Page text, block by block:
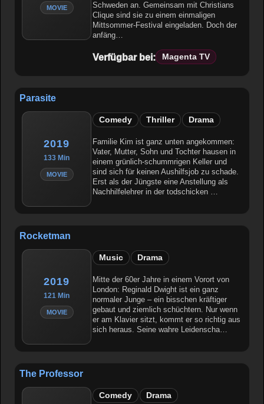
MOVIE
Schweden an. Gemeinsam mit Christians
Clique sind sie zu einem einmaligen
Mittsommer-Festival eingeladen. Doch der
anfäng…
Verfügbar bei: Magenta TV
Parasite
2019
133 Min
MOVIE
Comedy Thriller Drama
Familie Kim ist ganz unten angekommen:
Vater, Mutter, Sohn und Tochter hausen in
einem grünlich-schummrigen Keller und
sind sich für keinen Aushilfsjob zu schade.
Erst als der Jüngste eine Anstellung als
Nachhilfelehrer in der todschicken …
Rocketman
2019
121 Min
MOVIE
Music Drama
Mitte der 60er Jahre in einem Vorort von
London: Reginald Dwight ist ein ganz
normaler Junge – ein bisschen kräftiger
gebaut und ziemlich schüchtern. Nur wenn
er am Klavier sitzt, kommt er so richtig aus
sich heraus. Seine wahre Leidenscha…
The Professor
Comedy Drama